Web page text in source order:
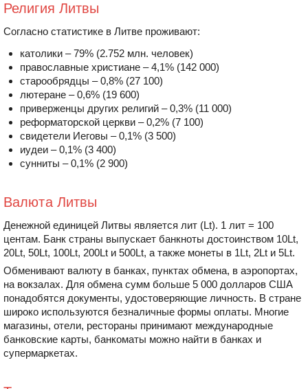
Религия Литвы
Согласно статистике в Литве проживают:
католики – 79% (2.752 млн. человек)
православные христиане – 4,1% (142 000)
старообрядцы – 0,8% (27 100)
лютеране – 0,6% (19 600)
приверженцы других религий – 0,3% (11 000)
реформаторской церкви – 0,2% (7 100)
свидетели Иеговы – 0,1% (3 500)
иудеи – 0,1% (3 400)
сунниты – 0,1% (2 900)
Валюта Литвы
Денежной единицей Литвы является лит (Lt). 1 лит = 100
центам. Банк страны выпускает банкноты достоинством 10Lt,
20Lt, 50Lt, 100Lt, 200Lt и 500Lt, а также монеты в 1Lt, 2Lt и 5Lt.
Обменивают валюту в банках, пунктах обмена, в аэропортах,
на вокзалах. Для обмена сумм больше 5 000 долларов США
понадобятся документы, удостоверяющие личность. В стране
широко используются безналичные формы оплаты. Многие
магазины, отели, рестораны принимают международные
банковские карты, банкоматы можно найти в банках и
супермаркетах.